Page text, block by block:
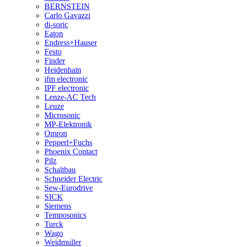
BERNSTEIN
Carlo Gavazzi
di-soric
Eaton
Endress+Hauser
Festo
Finder
Heidenhain
ifm electronic
IPF electronic
Lenze-AC Tech
Leuze
Microsonic
MP-Elektronik
Omron
Pepperl+Fuchs
Phoenix Contact
Pilz
Schaltbau
Schneider Electric
Sew-Eurodrive
SICK
Siemens
Temposonics
Turck
Wago
Weidmuller